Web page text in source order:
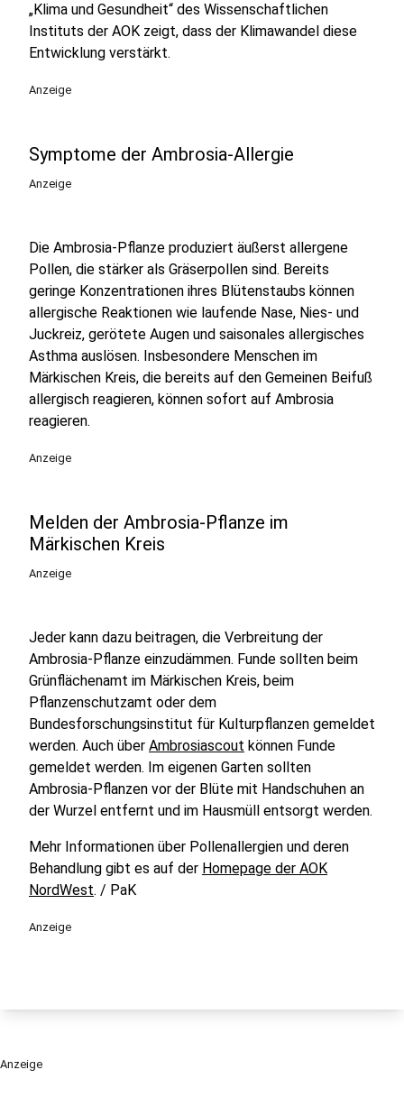
„Klima und Gesundheit“ des Wissenschaftlichen
Instituts der AOK zeigt, dass der Klimawandel diese
Entwicklung verstärkt.
Anzeige
Symptome der Ambrosia-Allergie
Anzeige
Die Ambrosia-Pflanze produziert äußerst allergene
Pollen, die stärker als Gräserpollen sind. Bereits
geringe Konzentrationen ihres Blütenstaubs können
allergische Reaktionen wie laufende Nase, Nies- und
Juckreiz, gerötete Augen und saisonales allergisches
Asthma auslösen. Insbesondere Menschen im
Märkischen Kreis, die bereits auf den Gemeinen Beifuß
allergisch reagieren, können sofort auf Ambrosia
reagieren.
Anzeige
Melden der Ambrosia-Pflanze im
Märkischen Kreis
Anzeige
Jeder kann dazu beitragen, die Verbreitung der
Ambrosia-Pflanze einzudämmen. Funde sollten beim
Grünflächenamt im Märkischen Kreis, beim
Pflanzenschutzamt oder dem
Bundesforschungsinstitut für Kulturpflanzen gemeldet
werden. Auch über Ambrosiascout können Funde
gemeldet werden. Im eigenen Garten sollten
Ambrosia-Pflanzen vor der Blüte mit Handschuhen an
der Wurzel entfernt und im Hausmüll entsorgt werden.
Mehr Informationen über Pollenallergien und deren
Behandlung gibt es auf der Homepage der AOK
NordWest. / PaK
Anzeige
Anzeige